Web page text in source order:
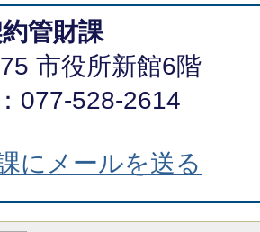
管財課
市役所新館6階
077-528-2614
にメールを送る